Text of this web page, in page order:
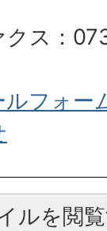
クス：
ルフォー
ルを閲